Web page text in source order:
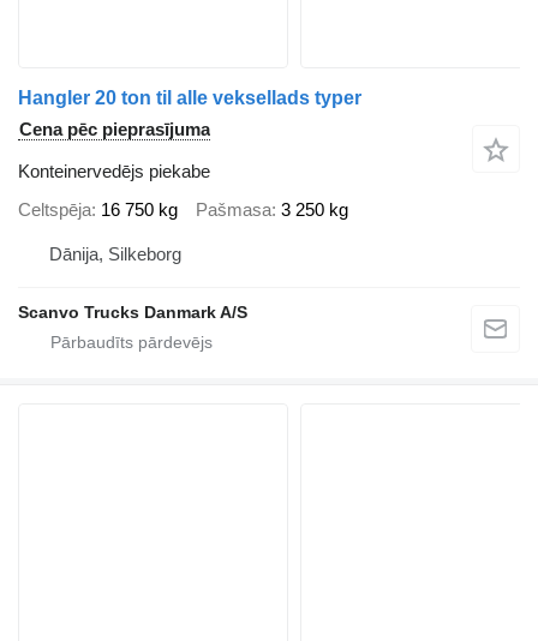
Hangler 20 ton til alle veksellads typer
Cena pēc pieprasījuma
Konteinervedējs piekabe
Celtspēja 16 750 kg Pašmasa 3 250 kg
Dānija, Silkeborg
Scanvo Trucks Danmark A/S